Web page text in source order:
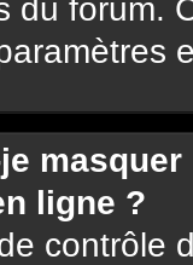
du forum.
ligne ?
contrôle